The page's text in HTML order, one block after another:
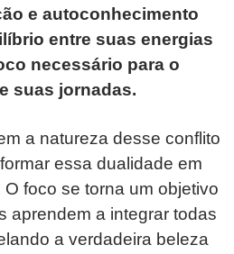
e autoconhecimento
entre suas energias
necessário para o
suas jornadas.
a natureza desse conflito
essa dualidade em
foco se torna um objetivo
aprendem a integrar todas
a verdadeira beleza